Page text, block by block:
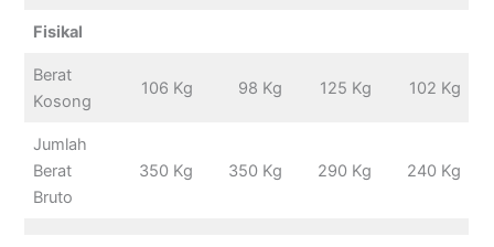
Fisikal
Berat
Kosong
106 Kg 98 Kg 125 Kg 102 Kg
Jumlah
Berat
Bruto
350 Kg 350 Kg 290 Kg 240 Kg